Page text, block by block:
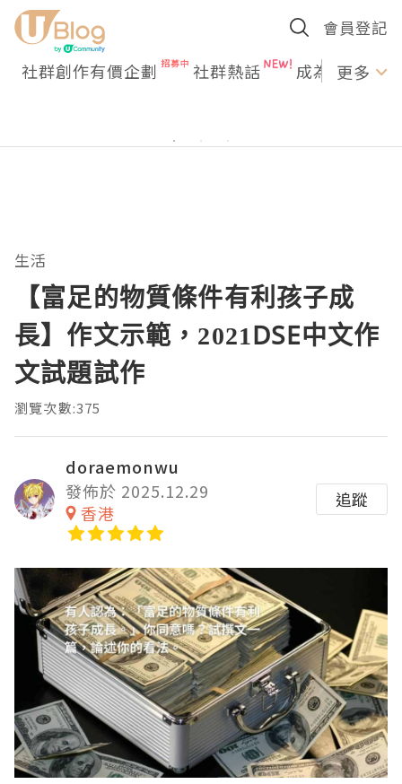
會員登記
社群創作有價企劃 社群熱話 成為U更多
生活
【富足的物質條件有利孩子成
長】作文示範，2021DSE中文作
文試題試作
瀏覽次數:375
doraemonwu
發佈於 2025.12.29
香港
追蹤